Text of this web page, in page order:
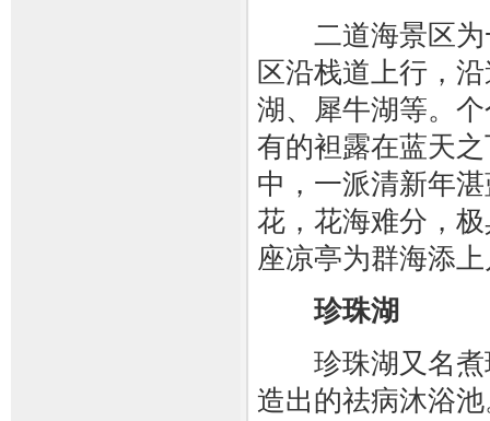
二道海景区为
区沿栈道上行，
湖、犀牛湖等。
有的袒露在蓝天
中，一派清新年
花，花海难分，
座凉亭为群海添
珍珠湖
珍珠湖又名煮
造出的祛病沐浴